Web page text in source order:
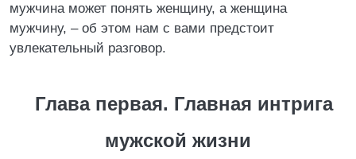
мужчина может понять женщину, а женщина
мужчину, – об этом нам с вами предстоит
увлекательный разговор.
Глава первая. Главная интрига
мужской жизни